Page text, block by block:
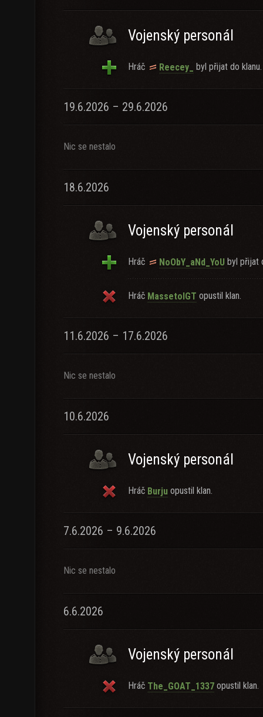
Vojenský personál
Hráč Reecey_ byl přijat do klanu.
19.6.2026 – 29.6.2026
Nic se nestalo
18.6.2026
Vojenský personál
Hráč NoObY_aNd_YoU byl přijat
Hráč MassetoIGT opustil klan.
11.6.2026 – 17.6.2026
Nic se nestalo
10.6.2026
Vojenský personál
Hráč Burju opustil klan.
7.6.2026 – 9.6.2026
Nic se nestalo
6.6.2026
Vojenský personál
Hráč The_GOAT_1337 opustil klan.